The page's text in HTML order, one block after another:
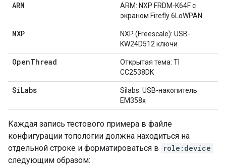
ARM
ARM: NXP FRDM-K64F с
экраном Firefly 6LoWPAN
NXP
NXP (Freescale): USB-
KW24D512 ключи
OpenThread
Открытая тема: TI
CC2538DK
SiLabs
Silabs: USB-накопитель
EM358x
Каждая запись тестового примера в файле
конфигурации топологии должна находиться на
отдельной строке и форматироваться в role:device
следующим образом: